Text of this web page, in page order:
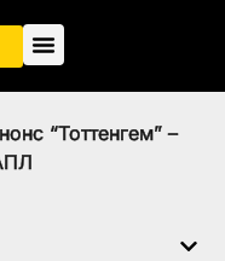
“Тоттенгем” –